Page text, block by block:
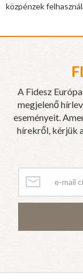
közpénzek
A Fidesz
megjelenő
eseményeit.
hírekről, kérjük